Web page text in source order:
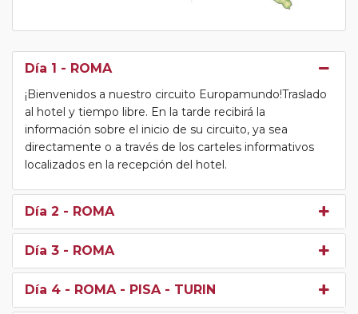
Día 1 - ROMA
¡Bienvenidos a nuestro circuito Europamundo!Traslado
al hotel y tiempo libre. En la tarde recibirá la
información sobre el inicio de su circuito, ya sea
directamente o a través de los carteles informativos
localizados en la recepción del hotel.
Día 2 - ROMA
Día 3 - ROMA
Día 4 - ROMA - PISA - TURIN